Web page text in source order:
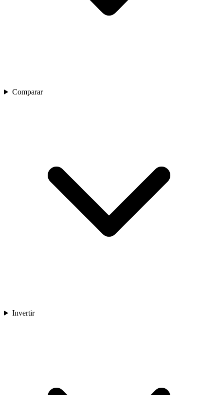
Comparar
Invertir